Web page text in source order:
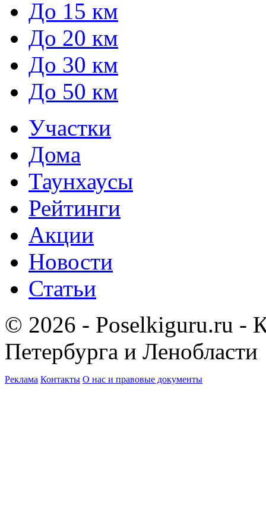
До 15 км
До 20 км
До 30 км
До 50 км
Участки
Дома
Таунхаусы
Рейтинги
Акции
Новости
Статьи
© 2026 - Poselkiguru.ru -
Петербурга и Ленобласти
Реклама Контакты О нас и правовые документы